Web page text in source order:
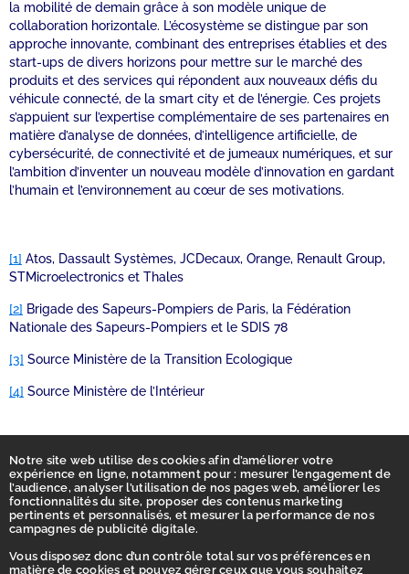
Notre site web utilise des cookies afin d’améliorer votre
expérience en ligne, notamment pour : mesurer l’engagement de
l’audience, analyser l’utilisation de nos pages web, améliorer les
fonctionnalités du site, proposer des contenus marketing
pertinents et personnalisés, et mesurer la performance de nos
campagnes de publicité digitale.
Vous disposez donc d’un contrôle total sur vos préférences en
matière de cookies et pouvez gérer ceux que vous souhaitez
la mobilité de demain grâce à son modèle unique de
collaboration horizontale. L’écosystème se distingue par son
approche innovante, combinant des entreprises établies et des
start-ups de divers horizons pour mettre sur le marché des
produits et des services qui répondent aux nouveaux défis du
véhicule connecté, de la smart city et de l’énergie. Ces projets
s’appuient sur l’expertise complémentaire de ses partenaires en
matière d’analyse de données, d’intelligence artificielle, de
cybersécurité, de connectivité et de jumeaux numériques, et sur
l’ambition d’inventer un nouveau modèle d’innovation en gardant
l’humain et l’environnement au cœur de ses motivations.
[1] Atos, Dassault Systèmes, JCDecaux, Orange, Renault Group,
STMicroelectronics et Thales
[2] Brigade des Sapeurs-Pompiers de Paris, la Fédération
Nationale des Sapeurs-Pompiers et le SDIS 78
[3] Source Ministère de la Transition Ecologique
[4] Source Ministère de l’Intérieur